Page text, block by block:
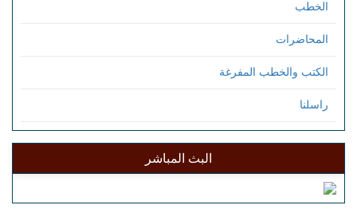
الخطب
المحاضرات
الكتب والخطب المفرغة
راسلنا
البث المباشر